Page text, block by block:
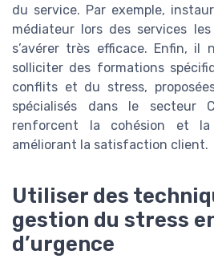
du service. Par exemple,
médiateur lors des services
s’avérer très efficace. Enfin,
solliciter des formations
conflits et du stress,
spécialisés dans le secteur
renforcent la cohésion et
améliorant la satisfaction client.
Utiliser des
gestion du stress
d’urgence